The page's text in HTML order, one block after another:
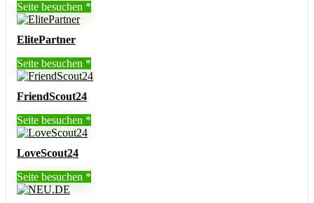
Seite besuchen
ElitePartner
Seite besuchen
FriendScout24
Seite besuchen
LoveScout24
Seite besuchen